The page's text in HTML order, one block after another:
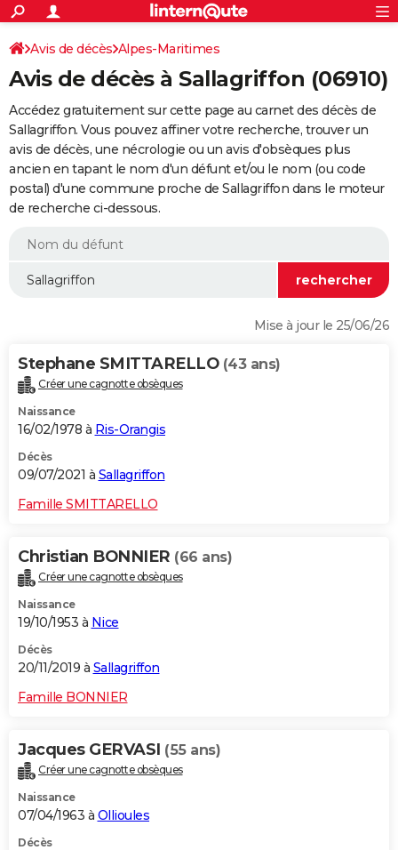
ACTUALITÉS
Politique
Société
Faits Divers
Education
Monde
Villes
+
SPORT
Coupe du monde 2026
Football
Tennis
Cyclisme
Rugby
Forum
Programme TV
TNT
Streaming
Cinéma
Sorties cinéma
Musique
+
FINANCE
Retraite
Impôts
Epargne
Immobilier
Risques naturels par ville
Banque
Assurance
Crédit
AUTO
Essais
Réserver un essai
Citadines
Berlines
SUV
Forum auto
+
HIGH-TECH
BRICOLAGE
WEEK-END
Alimentation
Guide de la santé
Maladies
Médicaments
Sommeil
VOYAGE
Destinations
City break
Voyage nature
Voyage de noces
Forum
Climat
+PHOTO
GUIDES D'ACHAT
Carte de Noël
Carte Bonne année
Carte Saint-Valentin
Carte Pâques
Carte d'anniversaire
DICTIONNAIRE
Dictionnaire
Biographies
Citations
Expressions
Proverbes
PROGRAMME TV
S'inscrire
Se connecter
Lycées
Collèges
Primaires
Universités
Entreprises
Service militaire
Avis de recherche
AVIS DE DÉCÈS
FORUM
S'inscrire
Connexion
Avis de décès Alpes-Maritimes
Avis de décès à Sallagriffon (06910)
Accédez gratuitement sur cette page au carnet des décès de
Sallagriffon. Vous pouvez affiner votre recherche, trouver un
avis de décès, une nécrologie ou un avis d'obsèques plus
ancien en tapant le nom d'un défunt et/ou le nom (ou code
postal) d'une commune proche de Sallagriffon dans le moteur
de recherche ci-dessous.
Mise à jour le 25/06/26
Stephane SMITTARELLO (43 ans)
Créer une cagnotte obsèques
Naissance
16/02/1978 à Ris-Orangis
Décès
09/07/2021 à Sallagriffon
Famille SMITTARELLO
Christian BONNIER (66 ans)
Créer une cagnotte obsèques
Naissance
19/10/1953 à Nice
Décès
20/11/2019 à Sallagriffon
Famille BONNIER
Jacques GERVASI (55 ans)
Créer une cagnotte obsèques
Naissance
07/04/1963 à Ollioules
Décès